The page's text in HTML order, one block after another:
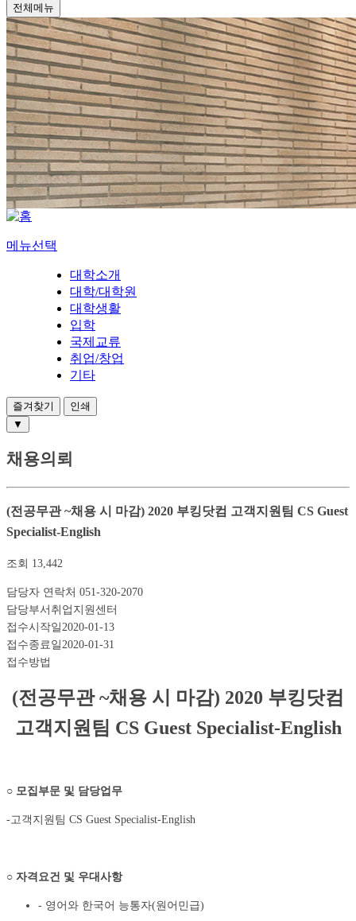
전체메뉴
메뉴선택
대학소개
대학/대학원
대학생활
입학
국제교류
취업/창업
기타
즐겨찾기
인쇄
▼
채용의뢰
(전공무관 ~채용 시 마감) 2020 부킹닷컴 고객지원팀 CS Guest
Specialist-English
조회 13,442
담당자 연락처 051-320-2070
담당부서 취업지원센터
접수시작일2020-01-13
접수종료일2020-01-31
접수방법
(전공무관~채용 시 마감) 2020 부킹닷컴
고객지원팀 CS Guest Specialist-English
○ 모집부문 및 담당업무
-고객지원팀 CS Guest Specialist-English
○ 자격요건 및 우대사항
- 영어와 한국어 능통자(원어민급)